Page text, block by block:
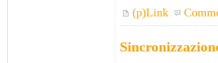
(p)Link